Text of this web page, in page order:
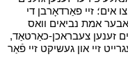
צו אים؛ זיי פאַרדאָרבן די
אבער אמת נביאים וואס
זענען צעבראכן-כאַרטאַד,
זיי און געשיקט זיי פֿאַר